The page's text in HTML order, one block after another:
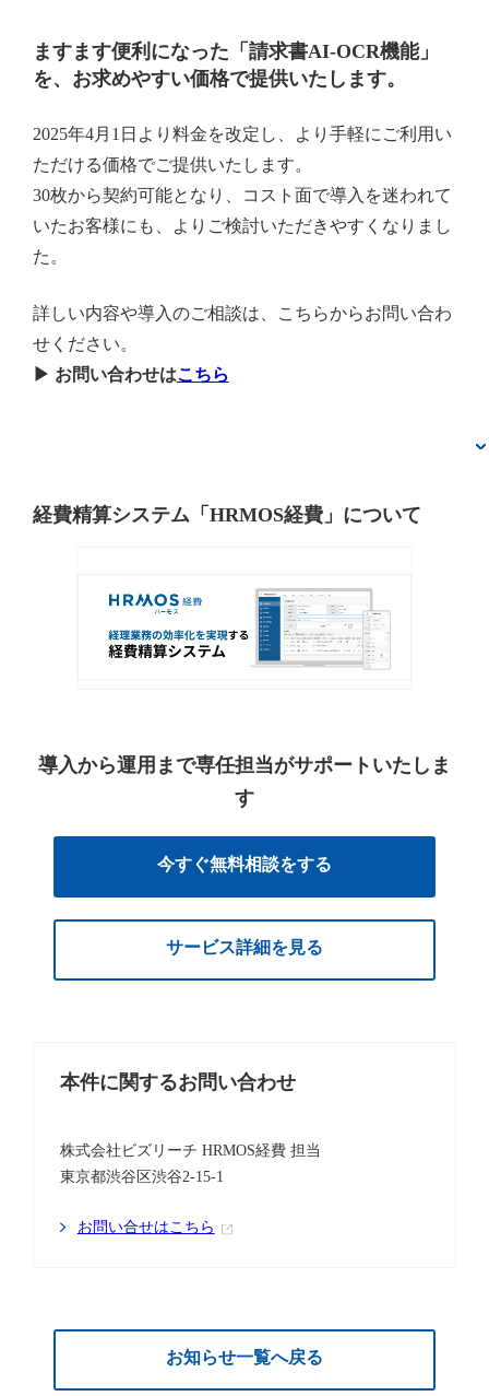
ますます便利になった「請求書AI-OCR機能」
を、お求めやすい価格で提供いたします。
2025年4月1日より料金を改定し、より手軽にご利用い
ただける価格でご提供いたします。
30枚から契約可能となり、コスト面で導入を迷われて
いたお客様にも、よりご検討いただきやすくなりまし
た。
詳しい内容や導入のご相談は、こちらからお問い合わ
せください。
▶ お問い合わせはこちら
経費精算システム「HRMOS経費」について
導入から運用まで専任担当がサポートいたしま
す
今すぐ無料相談をする
サービス詳細を見る
本件に関するお問い合わせ
株式会社ビズリーチ HRMOS経費 担当
東京都渋谷区渋谷2-15-1
お問い合せはこちら
お知らせ一覧へ戻る